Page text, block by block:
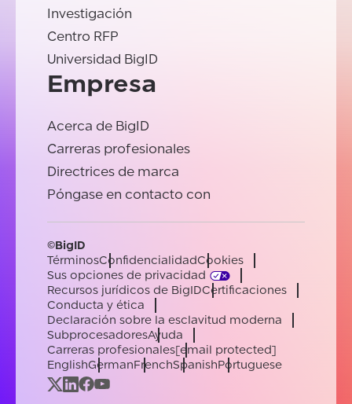
Investigación
Centro RFP
Universidad BigID
Empresa
Acerca de BigID
Carreras profesionales
Directrices de marca
Póngase en contacto con
©BigID
TérminosConfidencialidadCookies
Sus opciones de privacidad
Recursos jurídicos de BigIDCertificaciones
Conducta y ética
Declaración sobre la esclavitud moderna
SubprocesadoresAyuda
Carreras profesionales[email protected]
EnglishGermanFrenchSpanishPortuguese